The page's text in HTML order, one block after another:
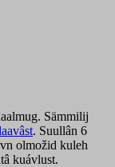
Sämmilij
. Suullân 6
olmožid kuleh
kuávlust.